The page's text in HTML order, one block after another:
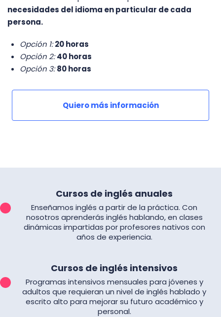
necesidades del idioma en particular de cada
persona.
Opción 1: 20 horas
Opción 2: 40 horas
Opción 3: 80 horas
Quiero más información
Cursos de inglés anuales
Enseñamos inglés a partir de la práctica. Con
nosotros aprenderás inglés hablando, en clases
dinámicas impartidas por profesores nativos con
años de experiencia.
Cursos de inglés intensivos
Programas intensivos mensuales para jóvenes y
adultos que requieran un nivel de inglés hablado y
escrito alto para mejorar su futuro académico y
personal.